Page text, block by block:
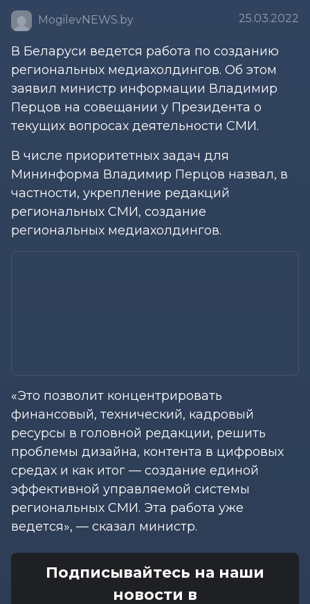
MogilevNEWS.by 25.03.2022
В Беларуси ведется работа по созданию
региональных медиахолдингов. Об этом
заявил министр информации Владимир
Перцов на совещании у Президента о
текущих вопросах деятельности СМИ.
В числе приоритетных задач для
Мининформа Владимир Перцов назвал, в
частности, укрепление редакций
региональных СМИ, создание
региональных медиахолдингов.
«Это позволит концентрировать
финансовый, технический, кадровый
ресурсы в головной редакции, решить
проблемы дизайна, контента в цифровых
средах и как итог — создание единой
эффективной управляемой системы
региональных СМИ. Эта работа уже
ведется», — сказал министр.
Подписывайтесь на наши
новости в